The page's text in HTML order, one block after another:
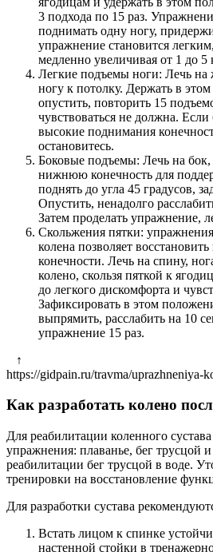
3 подхода по 15 раз.
поднимать одну ногу,
упражнение становится
медленно увеличивая от 1 до 5
Легкие подъемы ноги: Лечь на
ногу к потолку. Держать в
опустить, повторить 15
чувствоваться не должна.
высокие поднимания
остановитесь.
Боковые подъемы: Лечь на
нижнюю конечность для
поднять до угла 45 градусов,
Опустить, ненадолго
Затем проделать упражнение,
Скольжения пятки:
колена позволяет
конечности. Лечь на спину,
колено, скользя пяткой к
до легкого дискомфорта и
Зафиксировать в этом
выпрямить, расслабить на 10
упражнение 15 раз.
↑
https://gidpain.ru/travma/uprazhneniya-
Как разработать колено
Для реабилитации коленного
упражнения: плаванье, бег трусцой
реабилитации бег трусцой в воде.
тренировки на восстановление
Для разработки сустава
Встать лицом к спинке
настенной стойки в